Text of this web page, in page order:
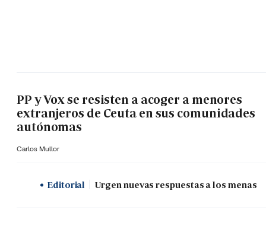
PP y Vox se resisten a acoger a menores
extranjeros de Ceuta en sus comunidades
autónomas
Carlos Mullor
Editorial Urgen nuevas respuestas a los menas